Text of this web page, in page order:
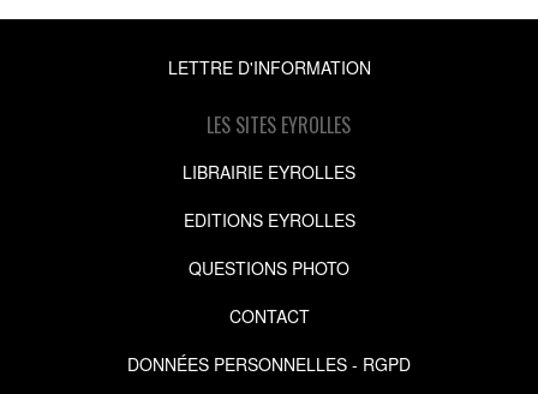
LETTRE D'INFORMATION
LES SITES EYROLLES
LIBRAIRIE EYROLLES
EDITIONS EYROLLES
QUESTIONS PHOTO
CONTACT
DONNÉES PERSONNELLES - RGPD